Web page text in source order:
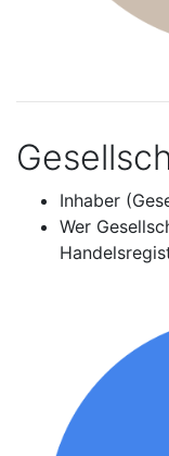
Inhaber
Wer